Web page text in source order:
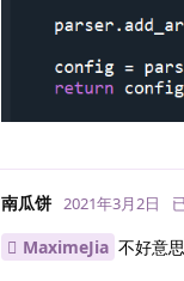
南瓜饼 2021年3月2日
MaximeJia 不好意